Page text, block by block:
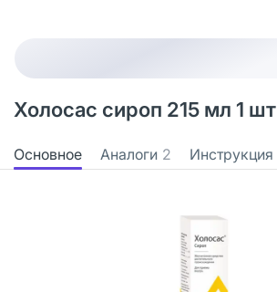
Холосас сироп 215 мл 1 шт
Основное Аналоги 2 Инструкция